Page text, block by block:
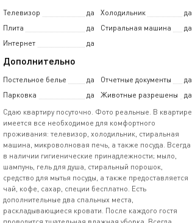
Телевизор да Холодильник
да
Плита
да Стиральная машина
да
Интернет
да
Дополнительно
Постельное белье да Отчетные документы
да
Парковка
да Животные разрешены
да
Сдаю квартиру посуточно. Фото реальные. В квартире
имеется все необходимое для комфортного
проживания: телевизор, холодильник, стиральная
машина, микроволновая печь, а также посуда. Всегда
в наличии гигиенические принадлежности; мыло,
шампунь, гель для душа, стиральный порошок,
средство для мытья посуды, а также предоставляется
чай, кофе, сахар, специи бесплатно. Есть
дополнительные два спальных места,
раскладывающиеся кровати. После каждого гостя